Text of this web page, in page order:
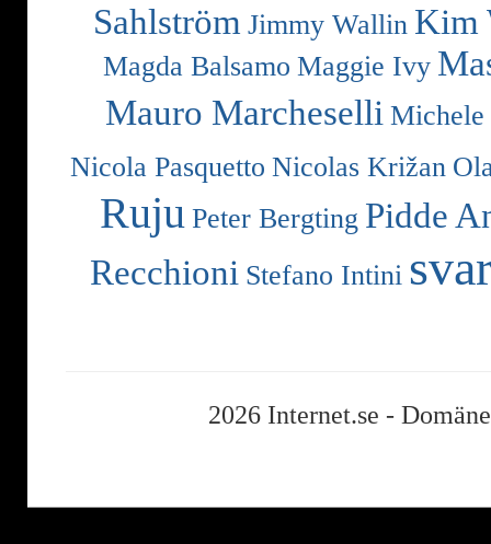
Sahlström Jimmy Wallin Kim
Magda Balsamo Maggie Ivy
Mauro Marcheselli Michele
Nicola Pasquetto Nicolas Križan
Ruju Peter Bergting Pidde
Recchioni Stefano Intini
2026 Internet.se -